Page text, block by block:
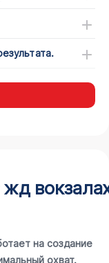
на создание
охват.